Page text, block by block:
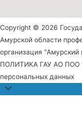
Copyright © 2026
Амурской области
организация
ПОЛИТИКА ГАУ АО ПОО
персональных данных
Прокрутить